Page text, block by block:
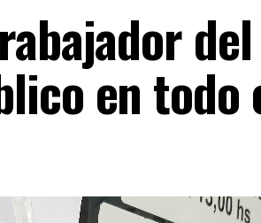
en todo